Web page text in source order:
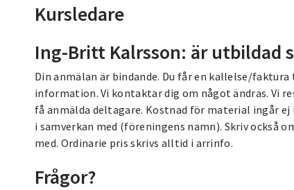
Kursledare
Ing-Britt Kalrsson: är utbildad
Din anmälan är bindande. Du får en kallelse/
information. Vi kontaktar dig om något ändras. Vi
få anmälda deltagare. Kostnad för material ingår
i samverkan med (föreningens namn). Skriv också
med. Ordinarie pris skrivs alltid i arrinfo.
Frågor?